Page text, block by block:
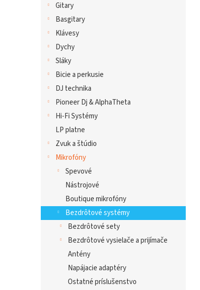
Gitary
Basgitary
Klávesy
Dychy
Sláky
Bicie a perkusie
DJ technika
Pioneer Dj & AlphaTheta
Hi-Fi Systémy
LP platne
Zvuk a štúdio
Mikrofóny
Spevové
Nástrojové
Boutique mikrofóny
Bezdrôtové systémy
Bezdrôtové sety
Bezdrôtové vysielače a prijímače
Antény
Napájacie adaptéry
Ostatné príslušenstvo